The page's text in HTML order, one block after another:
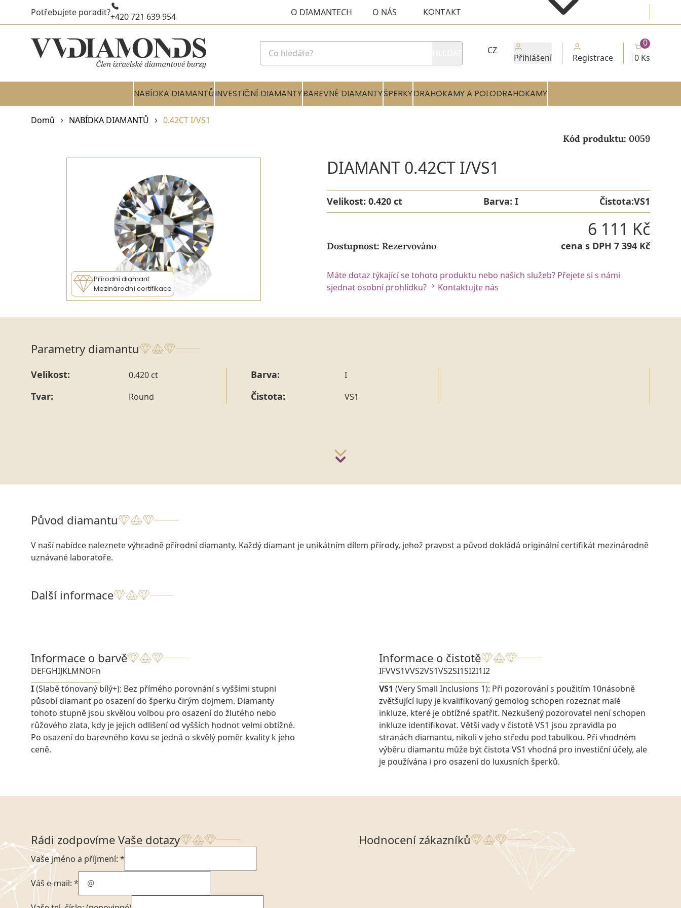
Potřebujete poradit?+420 721 639 954 O DIAMANTECH O NÁS KONTAKT
CZ
Přihlášení Registrace 0 Ks
0
NABÍDKA DIAMANTŮINVESTIČNÍ DIAMANTYBAREVNÉ DIAMANTYŠPERKYDRAHOKAMY A POLODRAHOKAMY
Domů NABÍDKA DIAMANTŮ 0.42CT I/VS1
Kód produktu: 0059
Přírodní diamant
Mezinárodní certifikace
DIAMANT 0.42CT I/VS1
Velikost: 0.420 ct Barva: I Čistota:VS1
Dostupnost: Rezervováno
6 111 Kč
cena s DPH 7 394 Kč
Máte dotaz týkající se tohoto produktu nebo našich služeb? Přejete si s námi
sjednat osobní prohlídku?
Kontaktujte nás
Parametry diamantu
Velikost: 0.420 ct
Tvar: Round
Barva: I
Čistota: VS1
Původ diamantu
V naší nabídce naleznete výhradně přírodní diamanty. Každý diamant je unikátním dílem přírody, jehož pravost a původ dokládá originální certifikát mezinárodně
uznávané laboratoře.
Další informace
Informace o barvě
DEFGHIJKLMNOFn
I(Slabě tónovaný bílý+): Bez přímého porovnání s vyššími stupni
působí diamant po osazení do šperku čirým dojmem. Diamanty
tohoto stupně jsou skvělou volbou pro osazení do žlutého nebo
růžového zlata, kdy je jejich odlišení od vyšších hodnot velmi obtížné.
Po osazení do barevného kovu se jedná o skvělý poměr kvality k jeho
ceně.
Informace o čistotě
IFVVS1VVS2VS1VS2SI1SI2I1I2
VS1 (Very Small Inclusions 1): Při pozorování s použitím 10násobně
zvětšující lupy je kvalifikovaný gemolog schopen rozeznat malé
inkluze, které je obtížné spatřit. Nezkušený pozorovatel není schopen
inkluze identifikovat. Větší vady v čistotě VS1 jsou zpravidla po
stranách diamantu, nikoli v jeho středu pod tabulkou. Při vhodném
výběru diamantu může být čistota VS1 vhodná pro investiční účely, ale
je používána i pro osazení do luxusních šperků.
Rádi zodpovíme Vaše dotazy
Vaše jméno a příjmení: *
Váš e-mail: *
Hodnocení zákazníků